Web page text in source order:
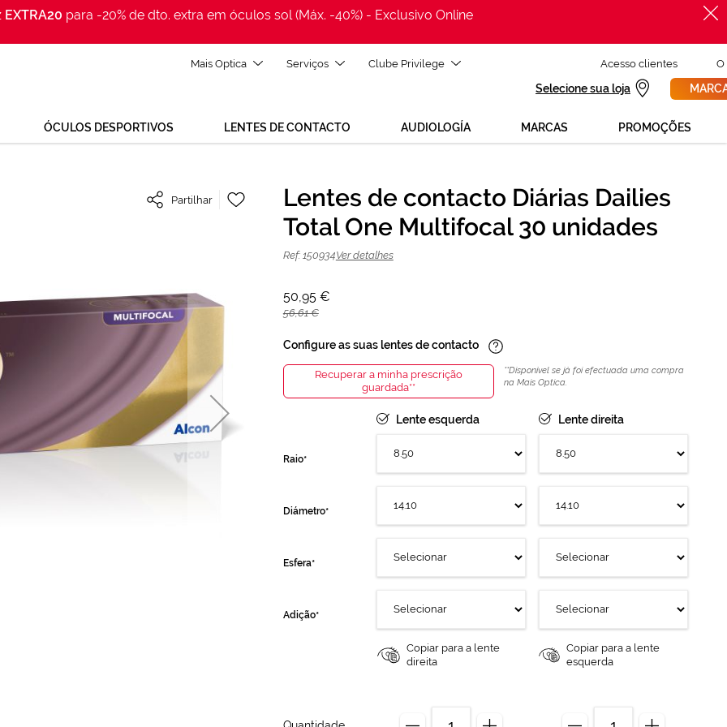
EXTRA20 para -20% de dto. extra em óculos sol (Máx. -40%) - Exclusivo Online
Mais Optica Serviços Clube Privilege Acesso clientes O
Selecione sua loja
ÓCULOS DESPORTIVOS LENTES DE CONTACTO AUDIOLOGÍA MARCAS PROMOÇÕES
PROCURAR
50,95 €
56,61 €
Partilhar
AdicionarLentes de contacto Diárias Dailies
Total One Multifocal 30 unidades
Ref: 150934Ver detalhes
50,95 €
56,61 €
Configure as suas lentes de contacto
Informação
Recuperar a minha prescrição
guardada
Disponível se já foi efectuada uma compra
na Mais Optica.
Lente esquerda Lente direita
Raio
Diámetro
Esfera
Adição
Copiar para a lente
direita
Copiar para a lente
esquerda